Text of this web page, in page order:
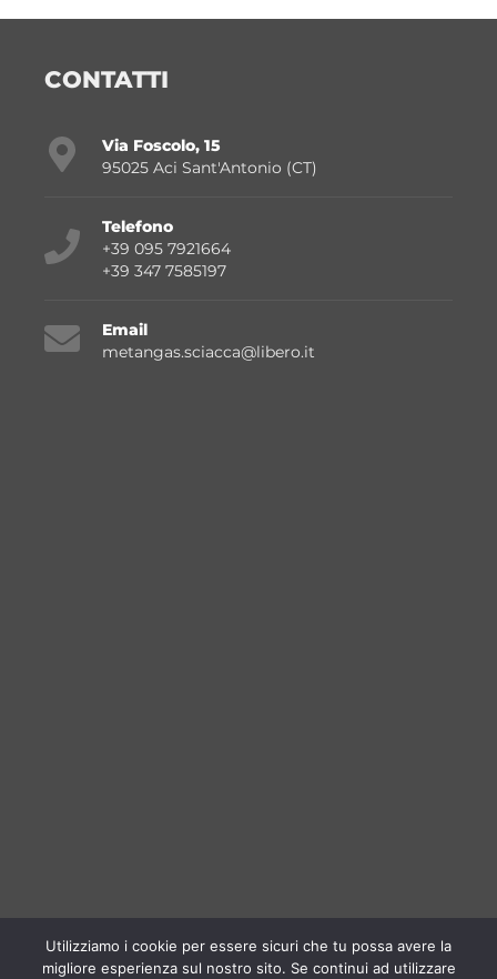
CONTATTI
Via Foscolo, 15
95025 Aci Sant'Antonio (CT)
Telefono
+39 095 7921664
+39 347 7585197
Email
metangas.sciacca@libero.it
Utilizziamo i cookie per essere sicuri che tu possa avere la
migliore esperienza sul nostro sito. Se continui ad utilizzare